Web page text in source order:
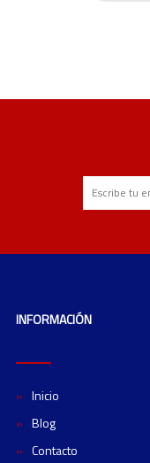
INFORMACIÓN
Inicio
Blog
Contacto